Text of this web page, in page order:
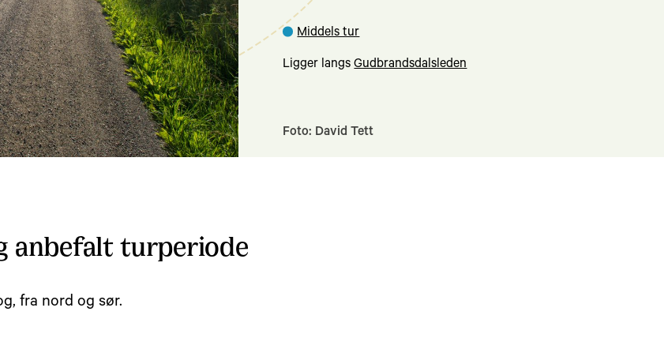
Middels tur
Ligger langsGudbrandsdalsleden
Foto: David Tett
anbefalt turperiode
fra nord og sør.